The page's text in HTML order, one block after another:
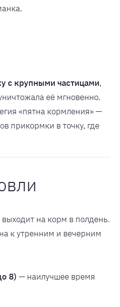
с крупными частицами,
её мгновенно.
«пятна кормления» —
прикормки в точку, где
на корм в полдень.
к утренним и вечерним
8) — наилучшее время